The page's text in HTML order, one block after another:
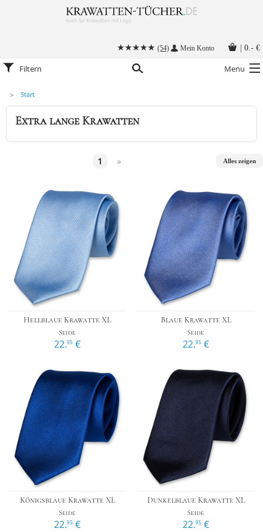
(54) Mein Konto 0.- €
Menu
Filtern
Krawatten
Alle Accessoires
Stoffmasken
Anleitungen
Kontakt
Start
Extra lange Krawatten
1 » Alles zeigen
Hellblaue Krawatte XL
Seide
22.95 €
Blaue Krawatte XL
Seide
22.95 €
Königsblaue Krawatte XL
Seide
22.95 €
Dunkelblaue Krawatte XL
Seide
22.95 €